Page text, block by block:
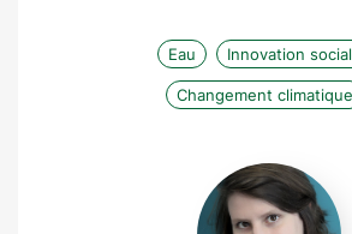
Eau Innovation
Changement climatique
Alenka
Doulain